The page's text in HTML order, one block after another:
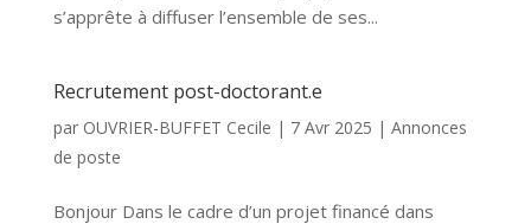
s’apprête à diffuser l’ensemble de ses...
Recrutement post-doctorant.e
par OUVRIER-BUFFET Cecile | 7 Avr 2025 | Annonces
de poste
Bonjour Dans le cadre d’un projet financé dans